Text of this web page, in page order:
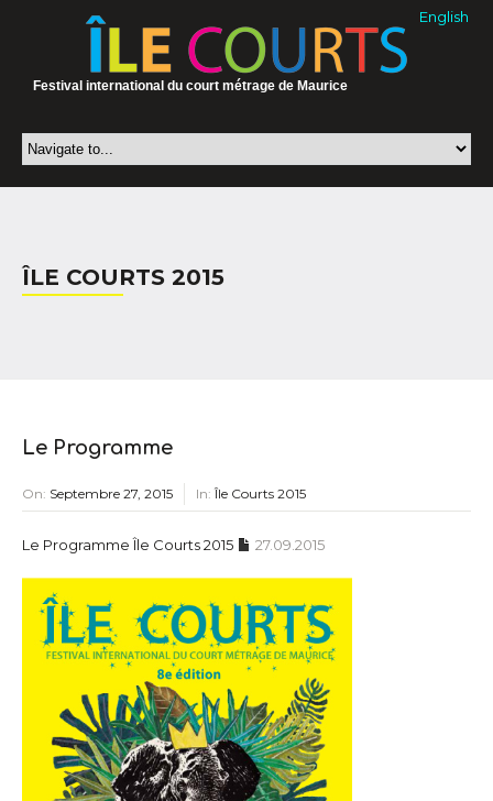
English
Festival international du court métrage de Maurice
ÎLE COURTS 2015
Le Programme
On: Septembre 27, 2015 In:Île Courts 2015
Le Programme Île Courts 2015 27.09.2015